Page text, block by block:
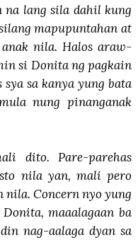
lang sila dahil kung
mapupuntahan at
nila. Halos araw-
si Donita ng pagkain
sa kanya yung bata
nung pinanganak
dito. Pare-parehas
nila yan, mali pero
Concern nyo yung
maaalagaan ba
nag-aalaga dyan sa